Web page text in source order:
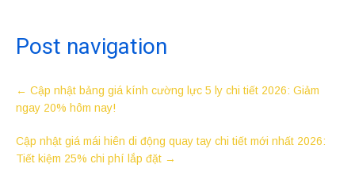
Post navigation
← Cập nhật bảng giá kính cường lực 5 ly chi tiết 2026: Giảm
ngay 20% hôm nay!
Cập nhật giá mái hiên di động quay tay chi tiết mới nhất 2026:
Tiết kiệm 25% chi phí lắp đặt →